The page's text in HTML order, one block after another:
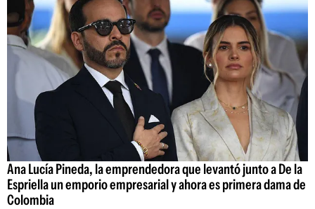
Ana Lucía Pineda, la emprendedora que levantó junto a De la
Espriella un emporio empresarial y ahora es primera dama de
Colombia